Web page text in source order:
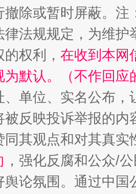
撤除或暂时屏蔽。
律法规规定，为维
权利， 在收到本网
为默认。（不作回应
、单位、实名公布
被反映投诉举报的
同其观点和对其真实
，强化反腐和公众/
舆论氛围。通过中